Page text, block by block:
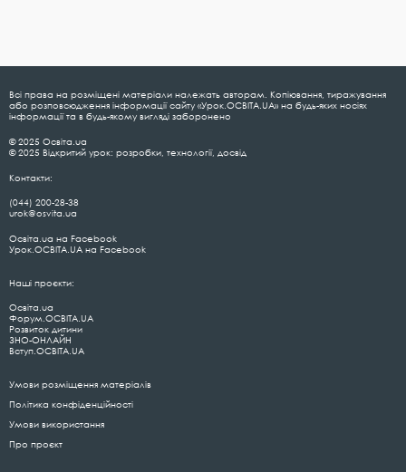
Всі права на розміщені матеріали належать авторам. Копіювання, тиражування
або розповсюдження інформації сайту «Урок.ОСВІТА.UA» на будь-яких носіях
інформації та в будь-якому вигляді заборонено
© 2025 Освіта.ua
© 2025 Відкритий урок: розробки, технології, досвід
Контакти:
(044) 200-28-38
urok@osvita.ua
Освіта.ua на Facebook
Урок.ОСВІТА.UA на Facebook
Наші проєкти:
Освіта.ua
Форум.ОСВІТА.UA
Розвиток дитини
ЗНО-ОНЛАЙН
Вступ.ОСВІТА.UA
Умови розміщення матеріалів
Політика конфіденційності
Умови використання
Про проєкт